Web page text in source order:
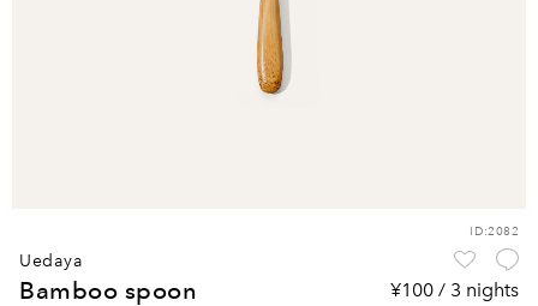
ID:2082
uedaya
bamboo spoon ¥100 / 3 nights